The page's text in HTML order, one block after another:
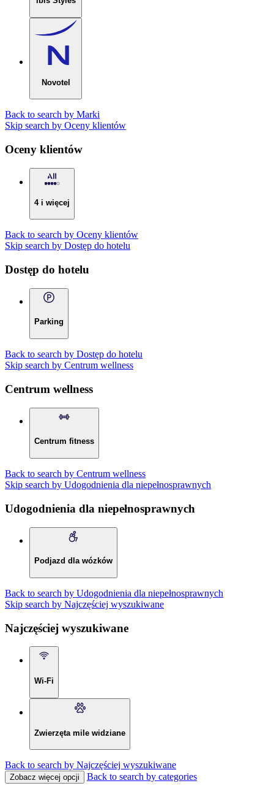
Novotel
Back to search by Marki
Skip search by Oceny klientów
Oceny klientów
4 i więcej
Back to search by Oceny klientów
Skip search by Dostęp do hotelu
Dostęp do hotelu
Parking
Back to search by Dostęp do hotelu
Skip search by Centrum wellness
Centrum wellness
Centrum fitness
Back to search by Centrum wellness
Skip search by Udogodnienia dla niepełnosprawnych
Udogodnienia dla niepełnosprawnych
Podjazd dla wózków
Back to search by Udogodnienia dla niepełnosprawnych
Skip search by Najczęściej wyszukiwane
Najczęściej wyszukiwane
Wi-Fi
Zwierzęta mile widziane
Back to search by Najczęściej wyszukiwane
Zobacz więcej opcji Back to search by categories